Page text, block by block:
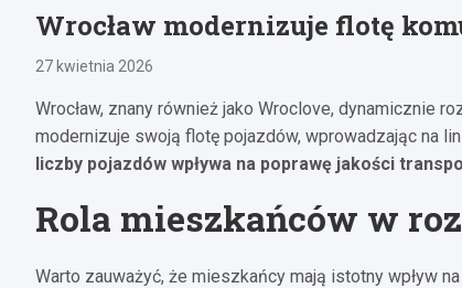
Wrocław modernizuje flotę
27 kwietnia 2026
Wrocław, znany również jako Wroclove, dynamicznie
modernizuje swoją flotę pojazdów, wprowadzając na
liczby pojazdów wpływa na poprawę jakości
Rola mieszkańców w
Warto zauważyć, że mieszkańcy mają istotny wpływ